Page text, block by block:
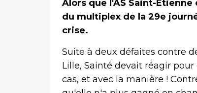
Alors que l'AS Saint-
du multiplex de la 29e
crise.
Suite à deux défaites contre
Lille, Sainté devait réagir
cas, et avec la manière !